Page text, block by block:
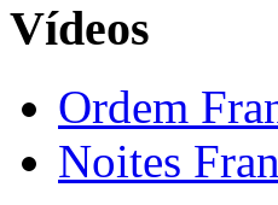
Vídeos
Ordem
Noites